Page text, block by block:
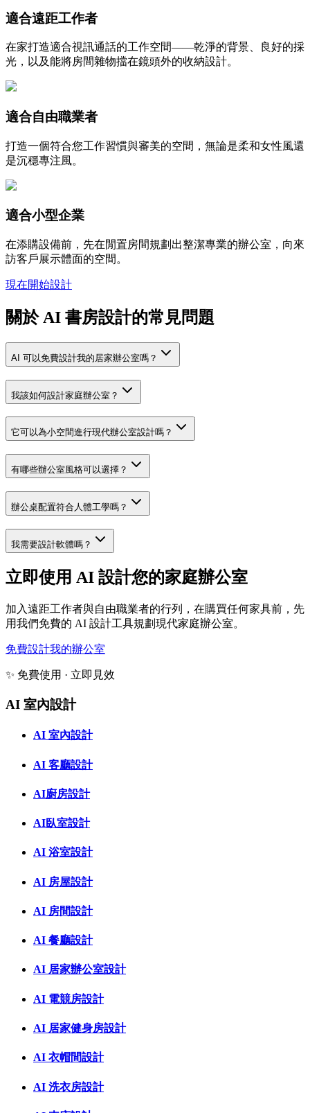
適合遠距工作者
在家打造適合視訊通話的工作空間——乾淨的背景、良好的採
光，以及能將房間雜物擋在鏡頭外的收納設計。
適合自由職業者
打造一個符合您工作習慣與審美的空間，無論是柔和女性風還
是沉穩專注風。
適合小型企業
在添購設備前，先在閒置房間規劃出整潔專業的辦公室，向來
訪客戶展示體面的空間。
現在開始設計
關於 AI 書房設計的常見問題
AI 可以免費設計我的居家辦公室嗎？
我該如何設計家庭辦公室？
它可以為小空間進行現代辦公室設計嗎？
有哪些辦公室風格可以選擇？
辦公桌配置符合人體工學嗎？
我需要設計軟體嗎？
立即使用 AI 設計您的家庭辦公室
加入遠距工作者與自由職業者的行列，在購買任何家具前，先
用我們免費的 AI 設計工具規劃現代家庭辦公室。
免費設計我的辦公室
✨ 免費使用 · 立即見效
AI 室內設計
AI 室內設計
AI 客廳設計
AI廚房設計
AI臥室設計
AI 浴室設計
AI 房屋設計
AI 房間設計
AI 餐廳設計
AI 居家辦公室設計
AI 電競房設計
AI 居家健身房設計
AI 衣帽間設計
AI 洗衣房設計